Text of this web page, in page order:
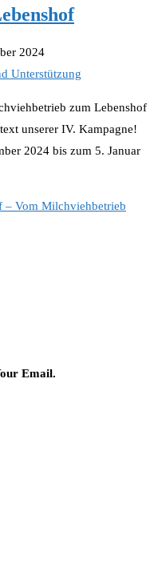
2024
Unterstützung
zum Lebenshof
unserer IV. Kampagne!
2024 bis zum 5. Januar
– Vom Milchviehbetrieb
Email.